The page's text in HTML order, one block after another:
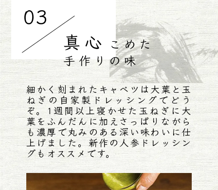
03
真心 こめた
手作りの味
細かく刻まれたキャベツは大葉と玉
ねぎの自家製ドレッシングでどう
ぞ。1週間以上寝かせた玉ねぎに大
葉をふんだんに加えさっぱりながら
も濃厚で丸みのある深い味わいに仕
上げました。新作の人参ドレッシン
グもオススメです。